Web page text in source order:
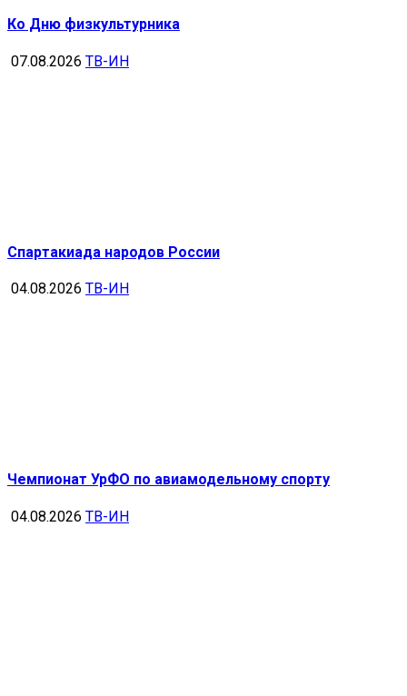
Ко Дню физкультурника
07.08.2026 ТВ-ИН
Спартакиада народов России
04.08.2026 ТВ-ИН
Чемпионат УрФО по авиамодельному спорту
04.08.2026 ТВ-ИН